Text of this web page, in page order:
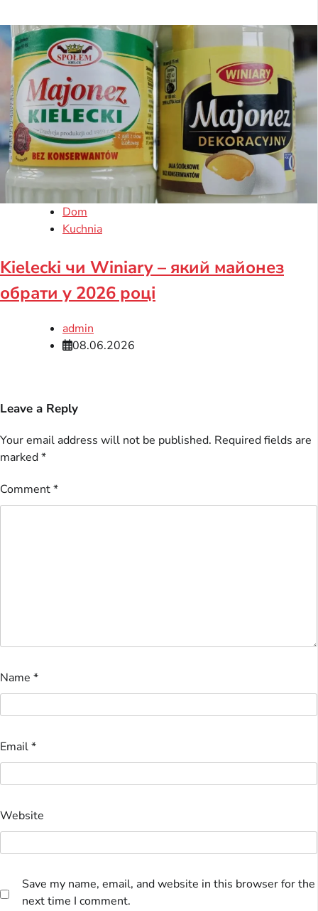
Dom
Kuchnia
Kielecki чи Winiary – який майонез
обрати у 2026 році
admin
08.06.2026
Leave a Reply
Your email address will not be published. Required fields are
marked*
Comment*
Name *
Email*
Website
Save my name, email, and website in this browser for the
next time I comment.